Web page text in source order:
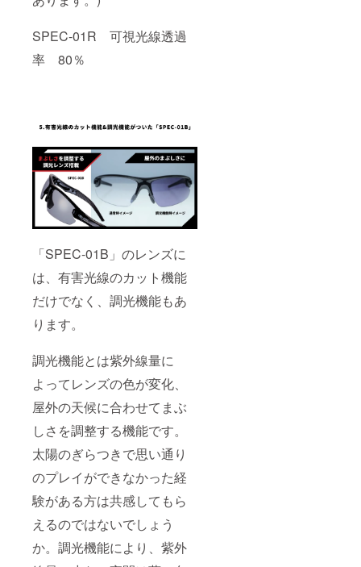
SPEC-01R 可視光線透過
率 80％
「SPEC-01B」のレンズに
は、有害光線のカット機能
だけでなく、調光機能もあ
ります。
調光機能とは紫外線量に
よってレンズの色が変化、
屋外の天候に合わせてまぶ
しさを調整する機能です。
太陽のぎらつきで思い通り
のプレイができなかった経
験がある方は共感してもら
えるのではないでしょう
か。調光機能により、紫外